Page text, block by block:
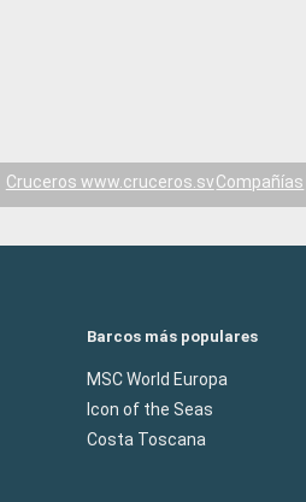
Cruceros www.cruceros.svCompañías
Barcos más populares
MSC World Europa
Icon of the Seas
Costa Toscana